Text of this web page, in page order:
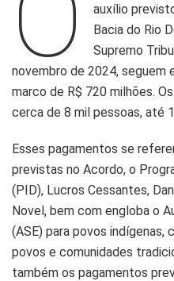
auxílio
Bacia do Rio
Supremo
novembro de 2024, seguem
marco de R$ 720 milhões.
cerca de 8 mil pessoas, até
Esses pagamentos se
previstas no Acordo, o
(PID), Lucros Cessantes,
Novel, bem com engloba o
(ASE) para povos indígenas,
povos e comunidades
também os pagamentos